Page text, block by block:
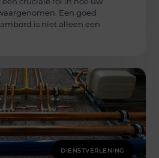
Een goed
is niet alleen een
DIENSTVERLENING